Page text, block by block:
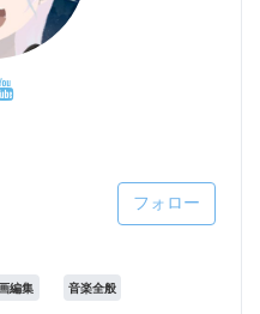
フォロー
編集 音楽全般